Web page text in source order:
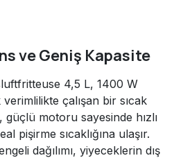
ve Geniş Kapasite
4,5 L, 1400 W
çalışan bir sıcak
motoru sayesinde hızlı
pişirme sıcaklığına ulaşır.
dağılımı, yiyeceklerin dış